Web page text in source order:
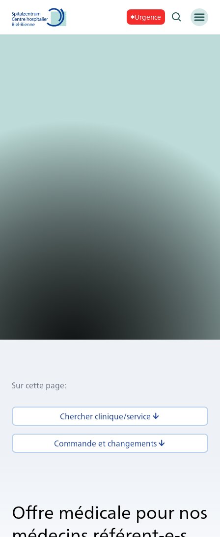
Urgence
Sur cette page:
Chercher clinique/service
Commande et changements
Offre médicale pour nos